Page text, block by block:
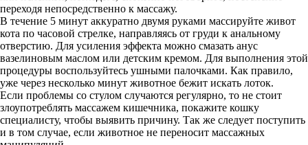
переходя непосредственно к массажу.
В течение 5 минут аккуратно двумя руками массируйте живот
кота по часовой стрелке, направляясь от груди к анальному
отверстию. Для усиления эффекта можно смазать анус
вазелиновым маслом или детским кремом. Для выполнения этой
процедуры воспользуйтесь ушными палочками. Как правило,
уже через несколько минут животное бежит искать лоток.
Если проблемы со стулом случаются регулярно, то не стоит
злоупотреблять массажем кишечника, покажите кошку
специалисту, чтобы выявить причину. Так же следует поступить
и в том случае, если животное не переносит массажных